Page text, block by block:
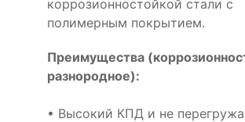
коррозионностойкой стали с
полимерным покрытием.
Преимущества
разнородное):
• Высокий КПД и не